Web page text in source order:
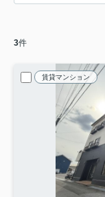
3件
賃貸マンション